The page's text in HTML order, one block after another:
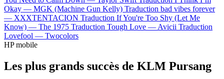
Okay — MGK (Machine Gun Kelly) Traduction bad vibes forever
— XXXTENTACION Traduction If You're Too Shy (Let Me
Know) — The 1975 Traduction Tough Love —Avicii Traduction
Lovefool — Twocolors
HP mobile
Les plus grands succès de KLM Pursang